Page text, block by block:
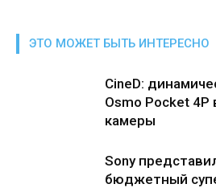
ЭТО МОЖЕТ БЫТЬ ИНТЕРЕСНО
CineD:
Osmo Pocket
камеры
Sony
бюджетный